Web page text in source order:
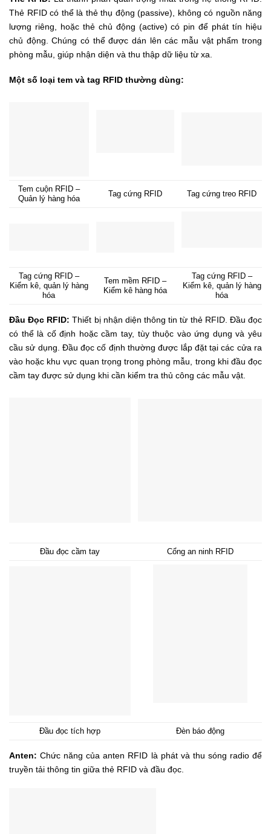
Thẻ RFID có thể là thẻ thụ động (passive), không có nguồn năng
lượng riêng, hoặc thẻ chủ động (active) có pin để phát tín hiệu
chủ động. Chúng có thể được dán lên các mẫu vật phẩm trong
phòng mẫu, giúp nhận diện và thu thập dữ liệu từ xa.
Một số loại tem và tag RFID thường dùng:
Tem cuộn RFID –
Quản lý hàng hóa
Tag cứng RFID Tag cứng treo RFID
Tag cứng RFID –
Kiểm kê, quản lý hàng
hóa
Tem mềm RFID –
Kiểm kê hàng hóa
Tag cứng RFID –
Kiểm kê, quản lý hàng
hóa
Đầu Đọc RFID: Thiết bị nhận diện thông tin từ thẻ RFID. Đầu đọc
có thể là cố định hoặc cầm tay, tùy thuộc vào ứng dụng và yêu
cầu sử dụng. Đầu đọc cố định thường được lắp đặt tại các cửa ra
vào hoặc khu vực quan trọng trong phòng mẫu, trong khi đầu đọc
cầm tay được sử dụng khi cần kiểm tra thủ công các mẫu vật.
Đầu đọc cầm tay Cổng an ninh RFID
Đầu đọc tích hợp Đèn báo động
Anten: Chức năng của anten RFID là phát và thu sóng radio để
truyền tải thông tin giữa thẻ RFID và đầu đọc.